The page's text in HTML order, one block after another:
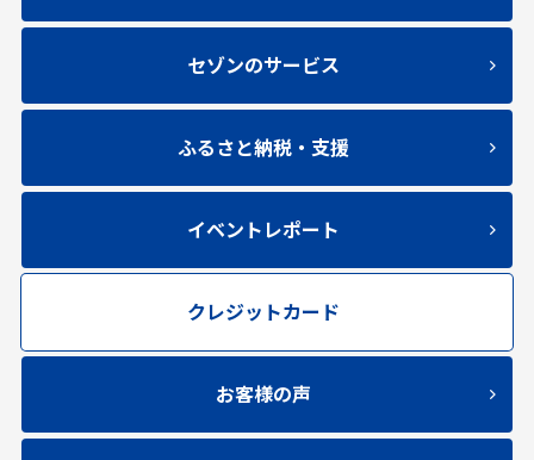
セゾンのサービス
ふるさと納税・支援
イベントレポート
クレジットカード
お客様の声